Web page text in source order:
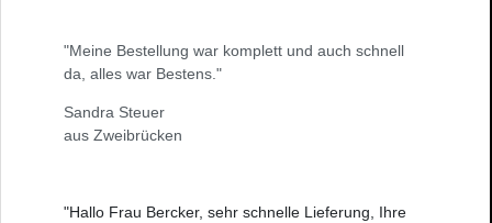
"Meine Bestellung war komplett und auch schnell
da, alles war Bestens."
Sandra Steuer
aus Zweibrücken
"Hallo Frau Bercker, sehr schnelle Lieferung, Ihre